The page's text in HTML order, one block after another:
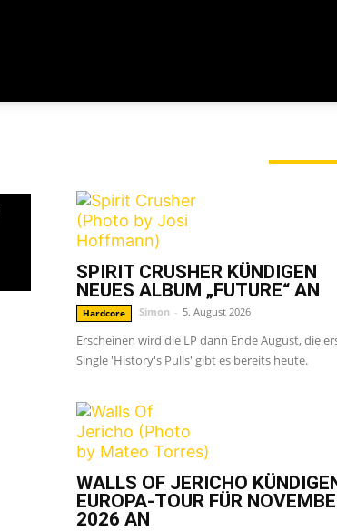
SPIRIT CRUSHER KÜNDIGEN
NEUES ALBUM „FUTURE“ AN
Hardcore Simon - 5. August 2026
Erscheinen wird die LP dann Ende August, die
Single 'History's Pulls' gibt es bereits heute.
WALLS OF JERICHO
EUROPA-TOUR FÜR
2026 AN